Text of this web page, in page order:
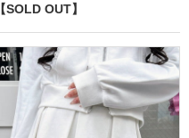
【SOLD OUT】